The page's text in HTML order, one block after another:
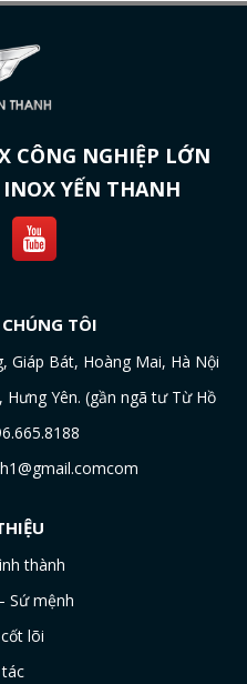
CÔNG NGHIỆP LỚN
YẾN THANH
TÔI
Giáp Bát, Hoàng Mai, Hà Nội
Hưng Yên. (gần ngã tư Từ Hồ
thành
Sứ mệnh
lõi